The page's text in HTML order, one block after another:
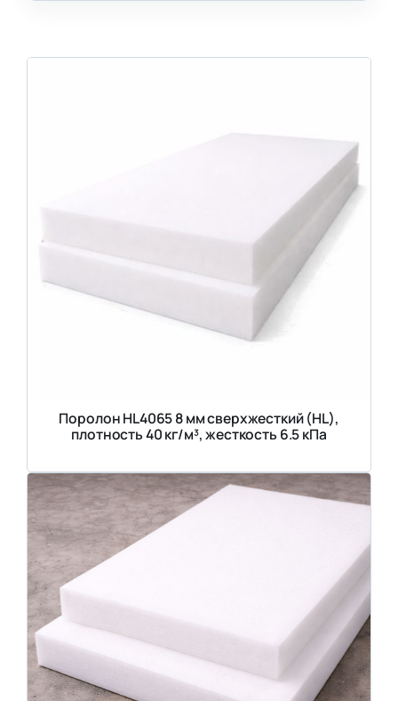
Поролон HL4065 8 мм сверхжесткий (HL),
плотность 40 кг/м³, жесткость 6.5 кПа